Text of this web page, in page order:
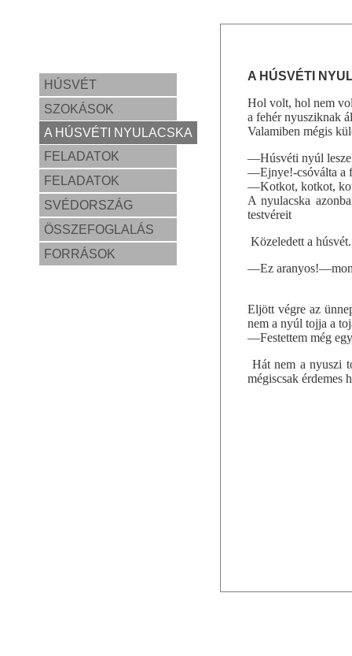
HÚSVÉT
SZOKÁSOK
A HÚSVÉTI NYULACSKA
FELADATOK
FELADATOK
SVÉDORSZÁG
ÖSSZEFOGLALÁS
FORRÁSOK
A HÚSVÉTI
Hol volt, hol nem
a fehér nyusziknak
Valamiben mégis
—Húsvéti nyúl
—Ejnye!-csóválta a
—Kotkot, kotkot,
A nyulacska
testvéreit
Közeledett a
—Ez
Eljött végre az
nem a nyúl tojja a
—Festettem még
Hát nem a nyuszi
mégiscsak érdemes